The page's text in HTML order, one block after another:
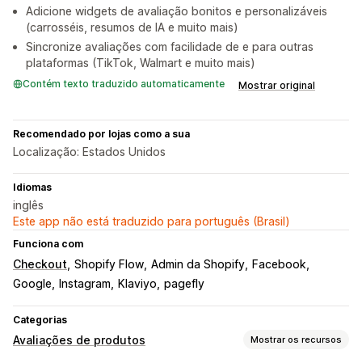
Adicione widgets de avaliação bonitos e personalizáveis
(carrosséis, resumos de IA e muito mais)
Sincronize avaliações com facilidade de e para outras
plataformas (TikTok, Walmart e muito mais)
Contém texto traduzido automaticamente Mostrar original
Recomendado por lojas como a sua
Localização: Estados Unidos
Idiomas
inglês
Este app não está traduzido para português (Brasil)
Funciona com
Checkout Shopify Flow Admin da Shopify
Facebook
Google
Instagram Klaviyo pagefly
Categorias
Avaliações de produtos Mostrar os recursos